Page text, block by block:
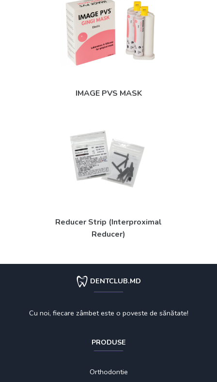
IMAGE PVS MASK
Reducer Strip (Interproximal
Reducer)
DENTCLUB.MD
Cu noi, fiecare zâmbet este o poveste de sănătate!
PRODUSE
Orthodontie